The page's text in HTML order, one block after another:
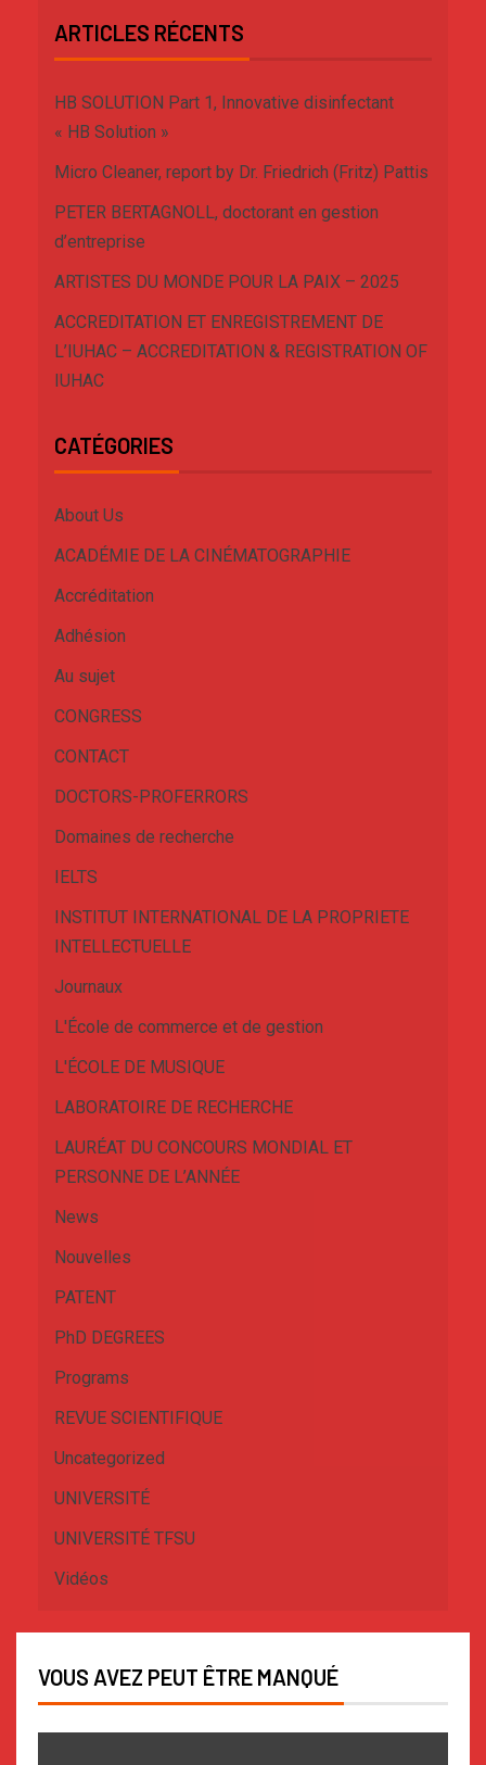
ARTICLES RÉCENTS
HB SOLUTION Part 1, Innovative disinfectant
« HB Solution »
Micro Cleaner, report by Dr. Friedrich (Fritz) Pattis
PETER BERTAGNOLL, doctorant en gestion
d’entreprise
ARTISTES DU MONDE POUR LA PAIX – 2025
ACCREDITATION ET ENREGISTREMENT DE
L’IUHAC – ACCREDITATION & REGISTRATION OF
IUHAC
CATÉGORIES
About Us
ACADÉMIE DE LA CINÉMATOGRAPHIE
Accréditation
Adhésion
Au sujet
CONGRESS
CONTACT
DOCTORS-PROFERRORS
Domaines de recherche
IELTS
INSTITUT INTERNATIONAL DE LA PROPRIETE
INTELLECTUELLE
Journaux
L'École de commerce et de gestion
L'ÉCOLE DE MUSIQUE
LABORATOIRE DE RECHERCHE
LAURÉAT DU CONCOURS MONDIAL ET
PERSONNE DE L’ANNÉE
News
Nouvelles
PATENT
PhD DEGREES
Programs
REVUE SCIENTIFIQUE
Uncategorized
UNIVERSITÉ
UNIVERSITÉ TFSU
Vidéos
VOUS AVEZ PEUT ÊTRE MANQUÉ